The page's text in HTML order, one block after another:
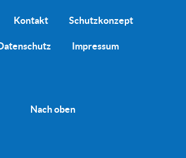
Kontakt Schutzkonzept
Impressum
Nach oben